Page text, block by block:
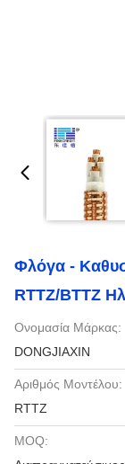
Φλόγα -
RTTZ/BTTZ
Ονομασία Μάρκας:
DONGJIAXIN
Αριθμός Μοντέλου:
RTTZ
MOQ: